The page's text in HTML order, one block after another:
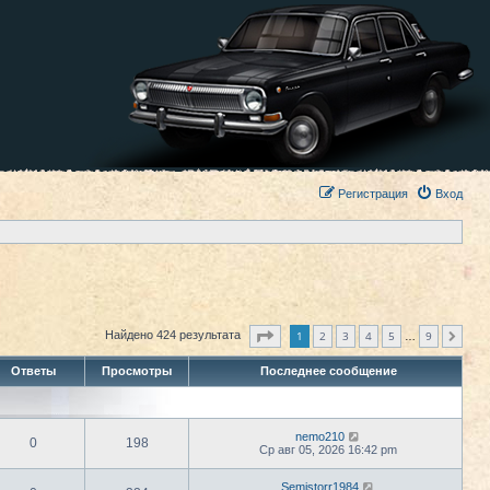
Вход
Регистрация
Найдено 424 результата Страница из9
1 2 3 4 5 9
Ответы Просмотры Последнее сообщение
0 198
nemo210
Ср авг 05, 2026 16:42 pm
Semistorr1984